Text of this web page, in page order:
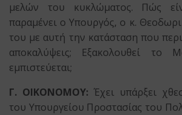
μελών του κυκλώματος. Πώς
παραμένει ο Υπουργός, ο κ.
του με αυτή την κατάσταση που
αποκαλύψεις; Εξακολουθεί το
εμπιστεύεται;
Γ. ΟΙΚΟΝΟΜΟΥ: Έχει υπάρξει
του Υπουργείου Προστασίας του